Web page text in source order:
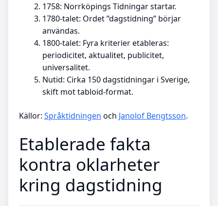
1758: Norrköpings Tidningar startar.
1780-talet: Ordet ”dagstidning” börjar
användas.
1800-talet: Fyra kriterier etableras:
periodicitet, aktualitet, publicitet,
universalitet.
Nutid: Cirka 150 dagstidningar i Sverige,
skift mot tabloid-format.
Källor: Språktidningen och Janolof Bengtsson.
Etablerade fakta
kontra oklarheter
kring dagstidning